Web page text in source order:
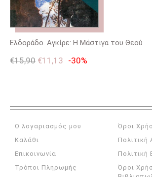
Ελδοράδο. Αγκίρε: Η Μάστιγα του Θεού
€15,90 €11,13 -30%
Ο λογαριασμός μου
Καλάθι
Επικοινωνία
Τρόποι Πληρωμής
Όροι
Πολιτική
Όροι